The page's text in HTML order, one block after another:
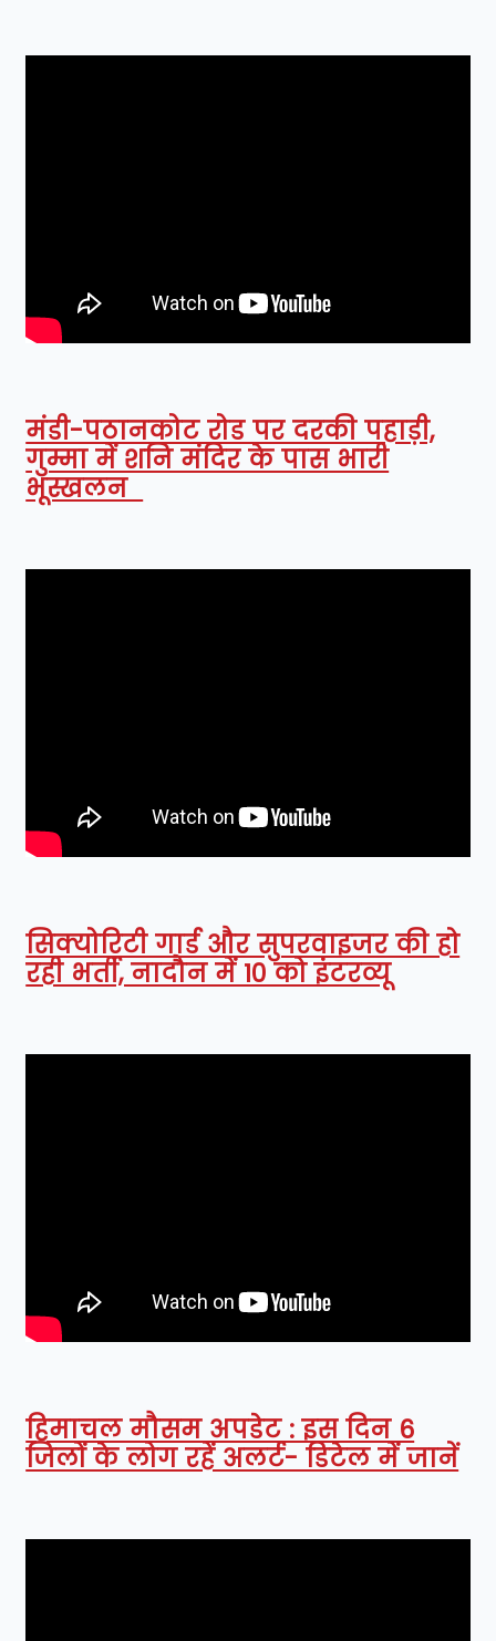
मंडी-पठानकोट रोड पर दरकी पहाड़ी,
गुम्मा में शनि मंदिर के पास भारी
भूस्खलन
सिक्योरिटी गार्ड और सुपरवाइजर की हो
रही भर्ती, नादौन में 10 को इंटरव्यू
हिमाचल मौसम अपडेट : इस दिन 6
जिलों के लोग रहें अलर्ट- डिटेल में जानें